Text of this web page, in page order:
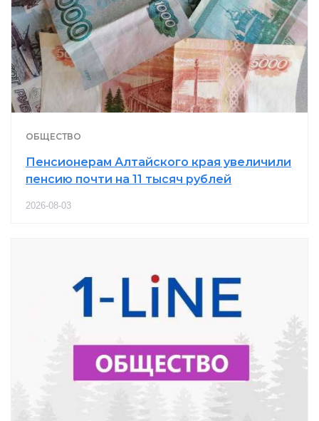
ОБЩЕСТВО
Пенсионерам Алтайского края увеличили
пенсию почти на 11 тысяч рублей
2026-08-03